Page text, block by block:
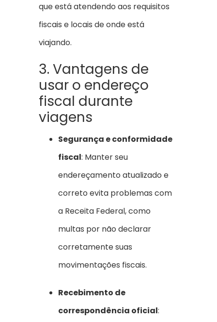
que está atendendo aos requisitos
fiscais e locais de onde está
viajando.
3. Vantagens de
usar o endereço
fiscal durante
viagens
Segurança e conformidade
fiscal: Manter seu
endereçamento atualizado e
correto evita problemas com
a Receita Federal, como
multas por não declarar
corretamente suas
movimentações fiscais.
Recebimento de
correspondência oficial: